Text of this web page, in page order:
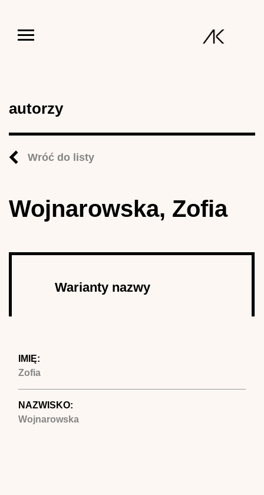
autorzy
Wróć do listy
Wojnarowska, Zofia
Warianty nazwy
IMIĘ:
Zofia
NAZWISKO:
Wojnarowska